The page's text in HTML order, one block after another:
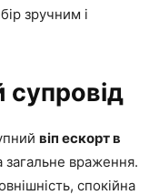
зручним і
супровід
віп ескорт в
загальне враження.
спокійна